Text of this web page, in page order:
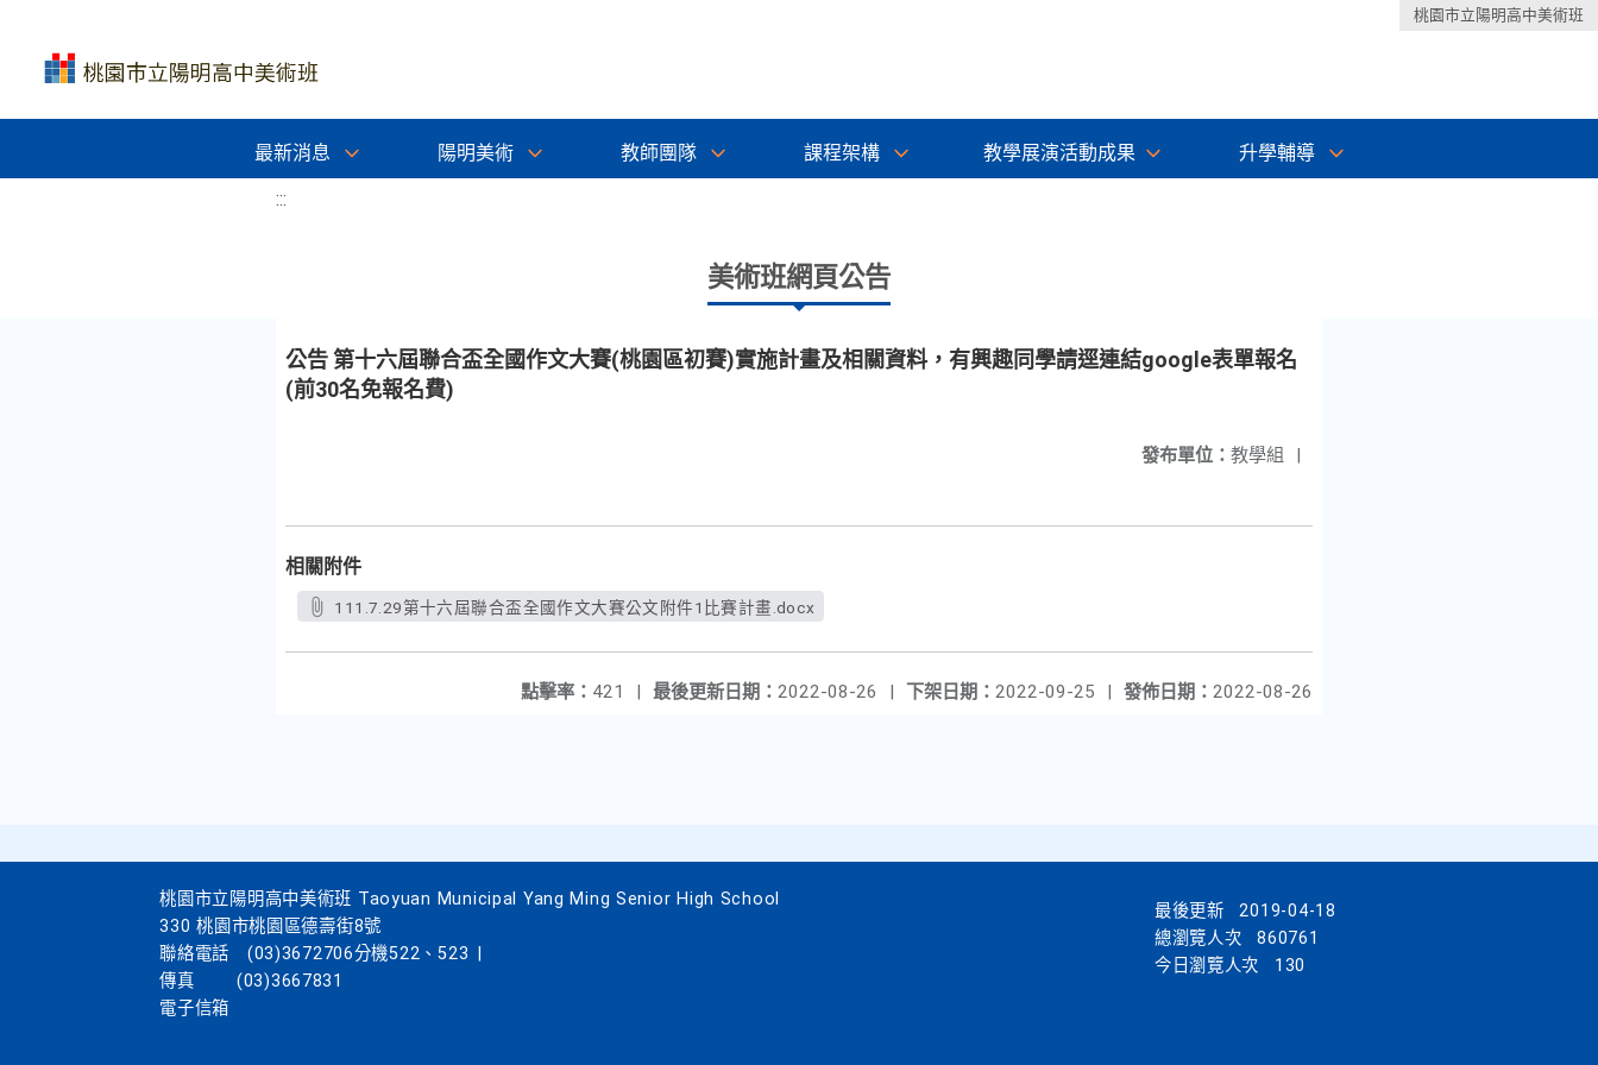
桃園市立陽明高中美術班
最新消息 陽明美術 教師團隊 課程架構 教學展演活動成果 升學輔導
:::
美術班網頁公告
公告 第十六屆聯合盃全國作文大賽(桃園區初賽)實施計畫及相關資料，有興趣同學請逕連結google表單報名
(前30名免報名費)
發布單位： 教學組 |
相關附件
111.7.29第十六屆聯合盃全國作文大賽公文附件1比賽計畫.docx
發佈日期： 2022-08-26
下架日期： 2022-09-25 |
最後更新日期： 2022-08-26 |
點擊率： 421 |
桃園市立陽明高中美術班 Taoyuan Municipal Yang Ming Senior High School
330 桃園市桃園區德壽街8號
聯絡電話
(03)3672706分機522、523
傳真
(03)3667831
電子信箱
最後更新
2019-04-18
總瀏覽人次
860761
今日瀏覽人次
130